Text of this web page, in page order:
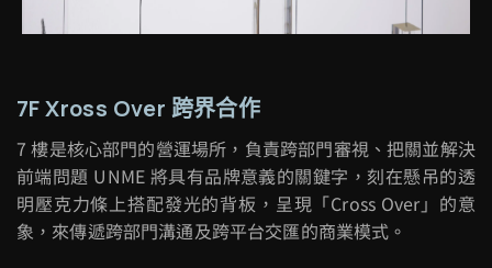
7F Xross Over 跨界合作
7樓是核心部門的營運場所，負責跨部門審視、把關並解決
前端問題 UNME 將具有品牌意義的關鍵字，刻在懸吊的透
明壓克力條上搭配發光的背板，呈現「 Cross Over 」的意
象，來傳遞跨部門溝通及跨平台交匯的商業模式。